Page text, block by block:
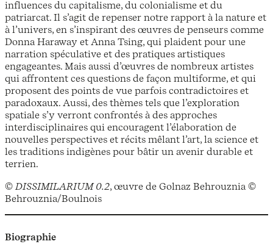
influences du capitalisme, du colonialisme et du
patriarcat. Il s’agit de repenser notre rapport à la nature et
à l’univers, en s’inspirant des œuvres de penseurs comme
Donna Haraway et Anna Tsing, qui plaident pour une
narration spéculative et des pratiques artistiques
engageantes. Mais aussi d’œuvres de nombreux artistes
qui affrontent ces questions de façon multiforme, et qui
proposent des points de vue parfois contradictoires et
paradoxaux. Aussi, des thèmes tels que l’exploration
spatiale s’y verront confrontés à des approches
interdisciplinaires qui encouragent l’élaboration de
nouvelles perspectives et récits mêlant l’art, la science et
les traditions indigènes pour bâtir un avenir durable et
terrien.
© DISSIMILARIUM 0.2, œuvre de Golnaz Behrouznia ©
Behrouznia/Boulnois
Biographie